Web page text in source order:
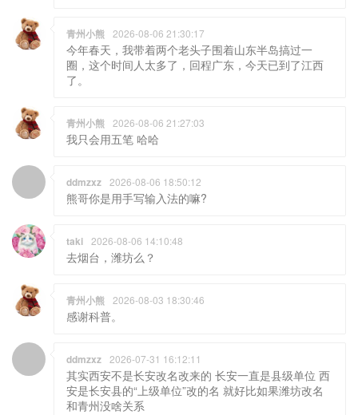
青州小熊 2026-08-06 21:30:17
今年春天，我带着两个老头子围着山东半岛搞过一
圈，这个时间人太多了，回程广东，今天已到了江西
了。
青州小熊 2026-08-06 21:27:03
我只会用五笔 哈哈
ddmzxz 2026-08-06 18:50:12
熊哥你是用手写输入法的嘛?
taki 2026-08-06 14:10:48
去烟台，潍坊么？
青州小熊 2026-08-03 18:30:46
感谢科普。
ddmzxz 2026-07-31 16:12:11
其实西安不是长安改名改来的 长安一直是县级单位 西
安是长安县的“上级单位”改的名 就好比如果潍坊改名
和青州没啥关系